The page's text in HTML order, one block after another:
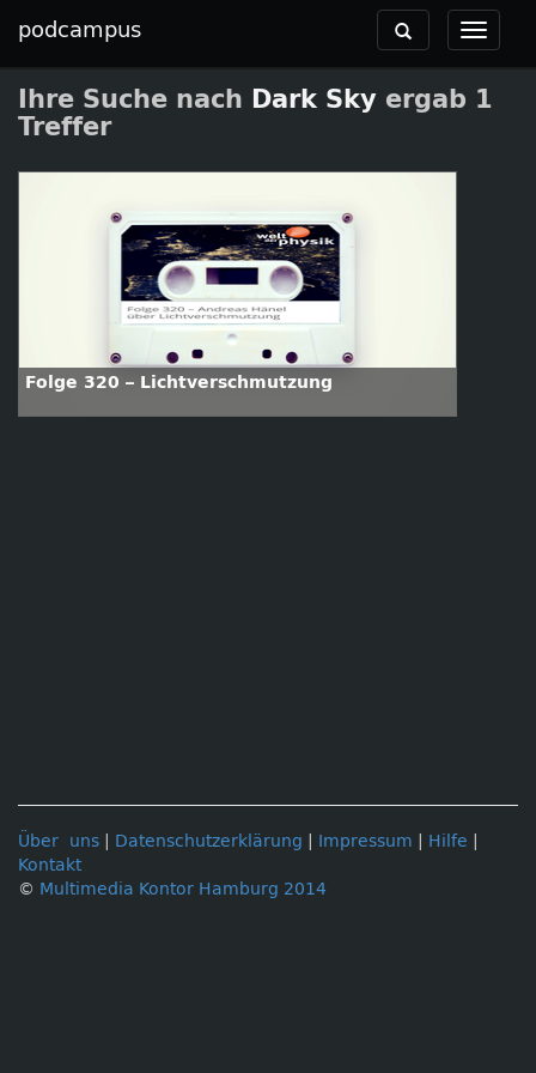
podcampus
Toggle
Toggle
navigation
Ihre Suche nach Dark Sky ergab 1
Treffer
Folge 320 – Lichtverschmutzung
Über uns Datenschutzerklärung Impressum Hilfe
Kontakt
© Multimedia Kontor Hamburg 2014